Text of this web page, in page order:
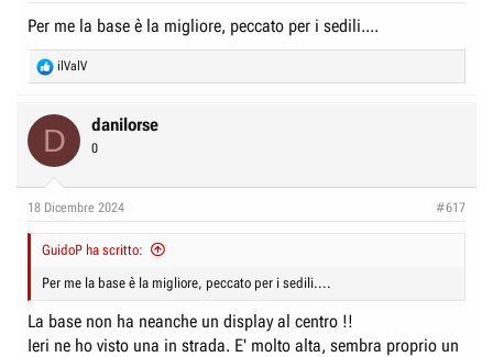
e
D
i
s
u
s
o
e
n
z
i
Per me la base è la migliore, peccato per i sedili....
R
e
s
ilValV
D danilorse
0
18 Dicembre 2024 #617
GuidoP ha scritto:
Per me la base è la migliore, peccato per i sedili....
La base non ha neanche un display al centro !!
Ieri ne ho visto una in strada. E' molto alta, sembra proprio un